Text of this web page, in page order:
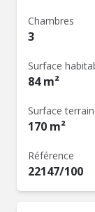
Chambres
3
Surface
84 m²
Surface terrain
170 m²
Référence
22147/100